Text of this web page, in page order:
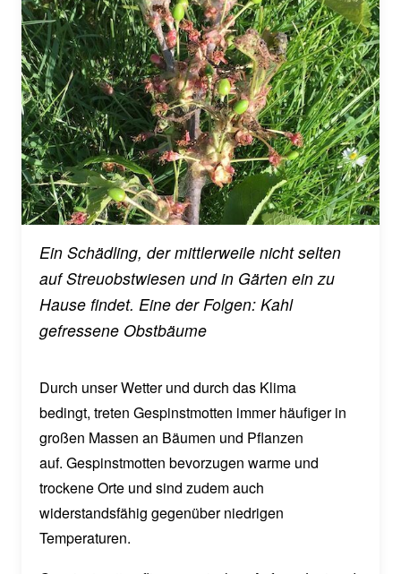
Ein Schädling, der mittlerweile nicht selten
auf Streuobstwiesen und in Gärten ein zu
Hause findet. Eine der Folgen: Kahl
gefressene Obstbäume
Durch unser Wetter und durch das Klima
bedingt, treten Gespinstmotten immer häufiger in
großen Massen an Bäumen und Pflanzen
auf. Gespinstmotten bevorzugen warme und
trockene Orte und sind zudem auch
widerstandsfähig gegenüber niedrigen
Temperaturen.